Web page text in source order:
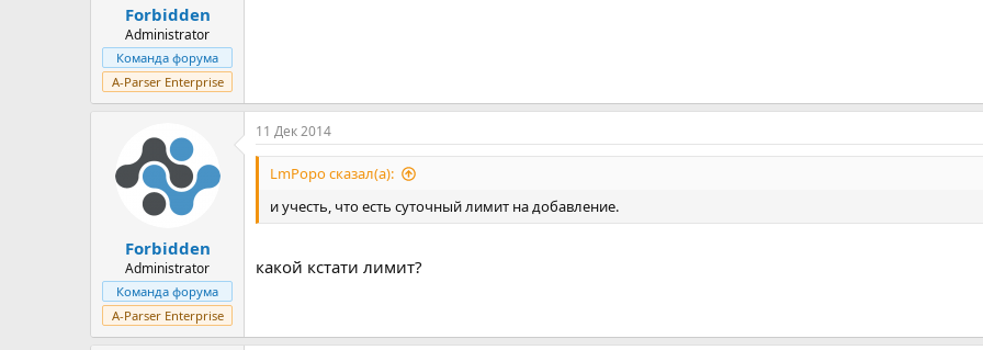
Forbidden
Administrator
Команда форума
A-Parser Enterprise
Forbidden
Administrator
Команда форума
A-Parser Enterprise
11 Дек 2014
LmPopo сказал(а):
и учесть, что есть суточный лимит на добавление.
какой кстати лимит?